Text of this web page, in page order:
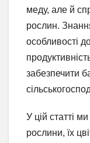
меду, але й
рослин.
особливості
забезпечити
У цій статті
рослини, їх